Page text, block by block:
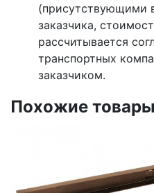
(присутствующими
заказчика,
рассчитывается
транспортных
заказчиком.
Похожие товары